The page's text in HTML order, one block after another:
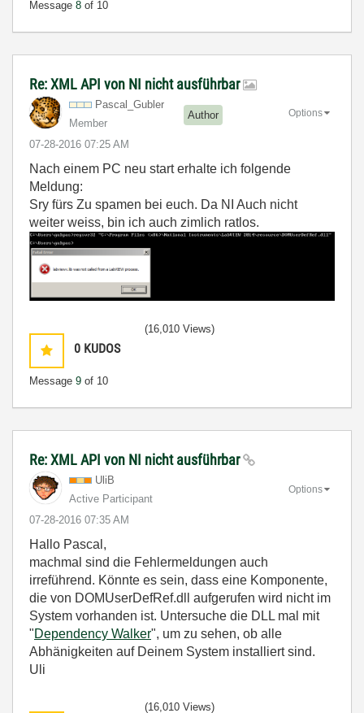
Message 8 of 10
Re: XML API von NI nicht ausführbar
Pascal_Gubler
Member
Author
‎07-28-2016 07:25 AM
Options
Nach einem PC neu start erhalte ich folgende
Meldung:
Sry fürs Zu spamen bei euch. Da NI Auch nicht
weiter weiss, bin ich auch zimlich ratlos.
0 KUDOS
Message 9 of 10
(16,010 Views)
Re: XML API von NI nicht ausführbar
UliB
Active Participant
‎07-28-2016 07:35 AM
Options
Hallo Pascal,
machmal sind die Fehlermeldungen auch
irreführend. Könnte es sein, dass eine Komponente,
die von DOMUserDefRef.dll aufgerufen wird nicht im
System vorhanden ist. Untersuche die DLL mal mit
"Dependency Walker", um zu sehen, ob alle
Abhänigkeiten auf Deinem System installiert sind.
Uli
(16,010 Views)